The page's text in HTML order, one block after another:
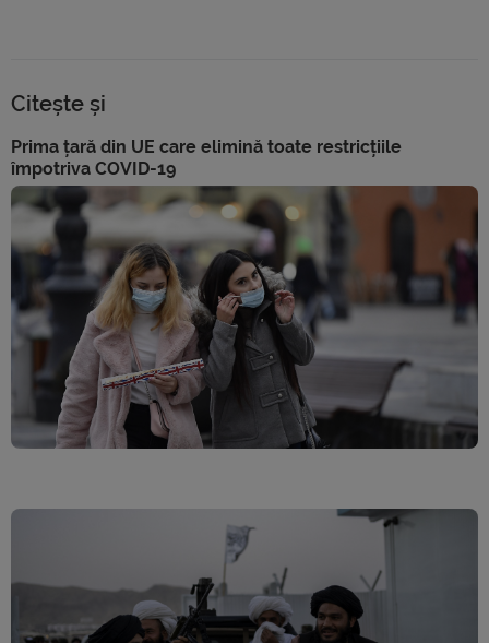
Citește și
Prima țară din UE care elimină toate restricțiile
împotriva COVID-19